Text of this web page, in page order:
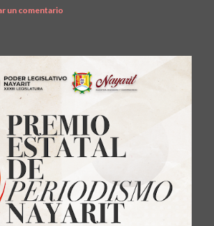
un comentario